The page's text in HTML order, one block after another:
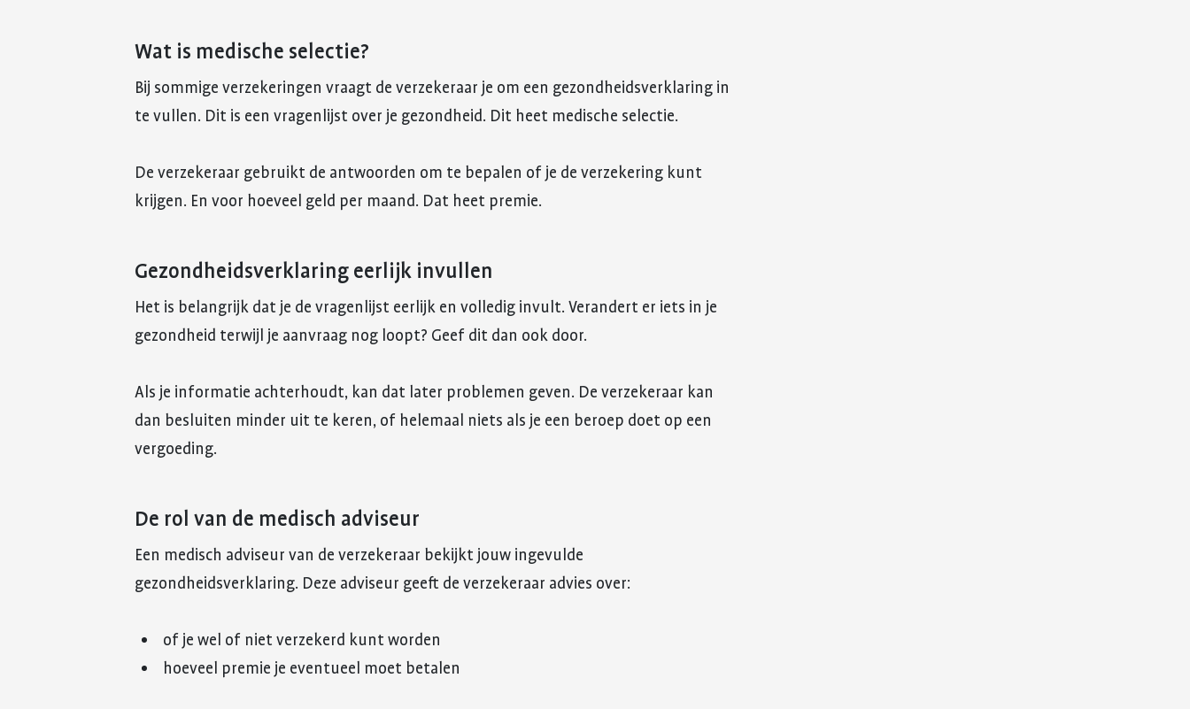
Wat is medische selectie?
Bij sommige verzekeringen vraagt de verzekeraar je om een gezondheidsverklaring in
te vullen. Dit is een vragenlijst over je gezondheid. Dit heet medische selectie.
De verzekeraar gebruikt de antwoorden om te bepalen of je de verzekering kunt
krijgen. En voor hoeveel geld per maand. Dat heet premie.
Gezondheidsverklaring eerlijk invullen
Het is belangrijk dat je de vragenlijst eerlijk en volledig invult. Verandert er iets in je
gezondheid terwijl je aanvraag nog loopt? Geef dit dan ook door.
Als je informatie achterhoudt, kan dat later problemen geven. De verzekeraar kan
dan besluiten minder uit te keren, of helemaal niets als je een beroep doet op een
vergoeding.
De rol van de medisch adviseur
Een medisch adviseur van de verzekeraar bekijkt jouw ingevulde
gezondheidsverklaring. Deze adviseur geeft de verzekeraar advies over:
of je wel of niet verzekerd kunt worden
hoeveel premie je eventueel moet betalen